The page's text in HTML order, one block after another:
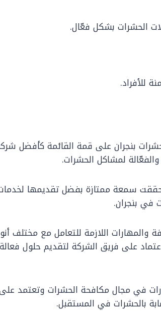
الحشرات بشكل فعّال.
للأفراد.
بنجران على قمة القائمة كأفضل
لمشاكل الحشرات.
سمعة ممتازة بفضل تقديمها
في بنجران.
والمهارات اللازمة للتعامل مع مختلف
على فريق الشركة لتقديم حلول
في مجال مكافحة الحشرات وتعتمد
بالحشرات في المستقبل.